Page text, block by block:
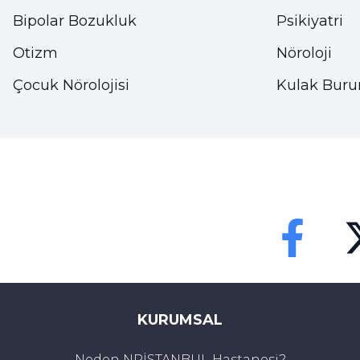
bir egzersiz eklemek gerekir.
• Yeşil sebze ve meyve ağırlıklı bir beslenme
• Çok yağlı yemeklerden kaçınmak,
Bipolar Bozukluk
Otizm
Çocuk Nörolojisi
Psikiyatri
Nöroloji
Kulak
KURUMSAL